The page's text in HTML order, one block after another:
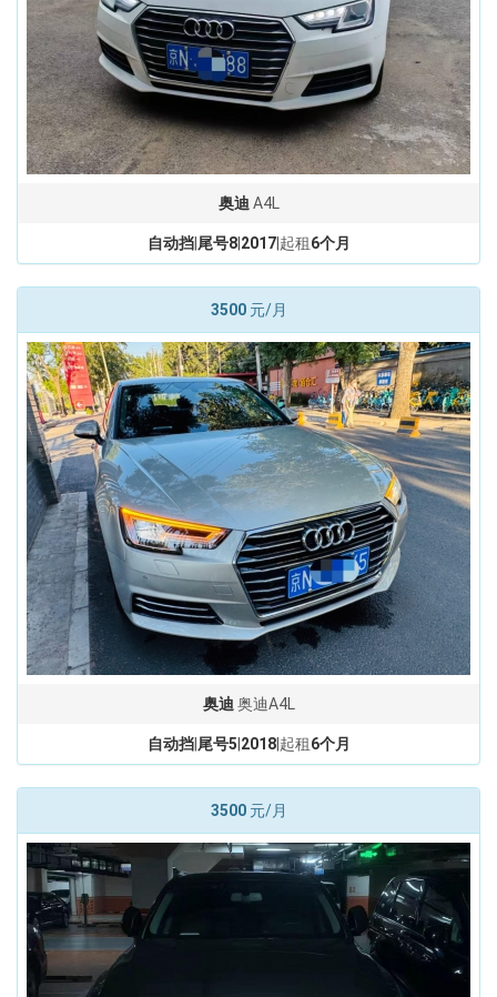
奥迪 A4L
自动挡| 尾号8| 2017|起租6个月
3500元/月
奥迪 奥迪A4L
自动挡| 尾号5 2018|起租6个月
3500元/月